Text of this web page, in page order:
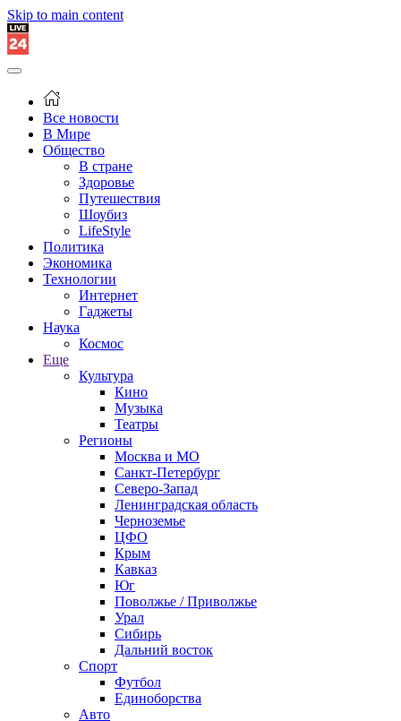
Skip to main content
Все новости
В Мире
Общество
В стране
Здоровье
Путешествия
Шоубиз
LifeStyle
Политика
Экономика
Технологии
Интернет
Гаджеты
Наука
Космос
Еще
Культура
Кино
Музыка
Театры
Регионы
Москва и МО
Санкт-Петербург
Северо-Запад
Ленинградская область
Черноземье
ЦФО
Крым
Кавказ
Юг
Поволжье / Приволжье
Урал
Сибирь
Дальний восток
Спорт
Футбол
Единоборства
Авто